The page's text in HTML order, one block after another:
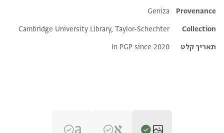
Additional metadata
Provenance
Geniza
Collection
Cambridge University Library, Taylor-Schechter
תאריך קלט
In PGP since 2020